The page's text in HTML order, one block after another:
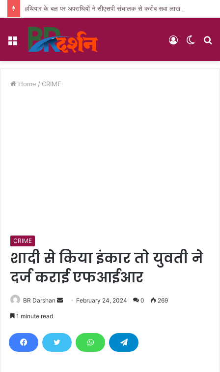
Menu
Switch
Log
Home / CRIME
CRIME
शादी से किया इंकार ताे युवती ने
दर्ज कराई एफआईआर
BR Darshan
d
February 24, 2024 0 269
1 minute read